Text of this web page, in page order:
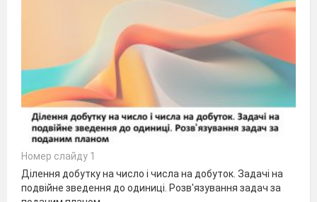
Номер слайду 1
Ділення добутку на число і числа на добуток. Задачі на
подвійне зведення до одиниці. Розв'язування задач за